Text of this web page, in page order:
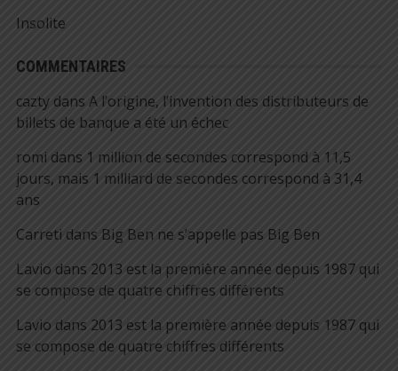
Insolite
COMMENTAIRES
caztydans A l’origine, l’invention des distributeurs de
billets de banque a été un échec
romi dans 1 million de secondes correspond à 11,5
jours, mais 1 milliard de secondes correspond à 31,4
ans
Carreti dans Big Ben ne s’appelle pas Big Ben
Lavio dans 2013 est la première année depuis 1987 qui
se compose de quatre chiffres différents
Lavio dans 2013 est la première année depuis 1987 qui
se compose de quatre chiffres différents